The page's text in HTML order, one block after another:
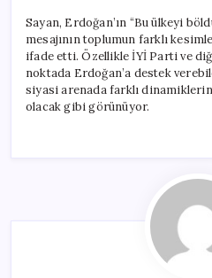
Sayan, Erdoğan’ın “Bu ülkeyi
mesajının toplumun farklı
ifade etti. Özellikle İYİ Parti ve
noktada Erdoğan’a destek
siyasi arenada farklı
olacak gibi görünüyor.